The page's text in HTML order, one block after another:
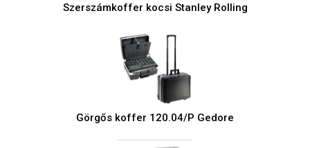
Szerszámkoffer kocsi Stanley Rolling
Görgős koffer 120.04/P Gedore